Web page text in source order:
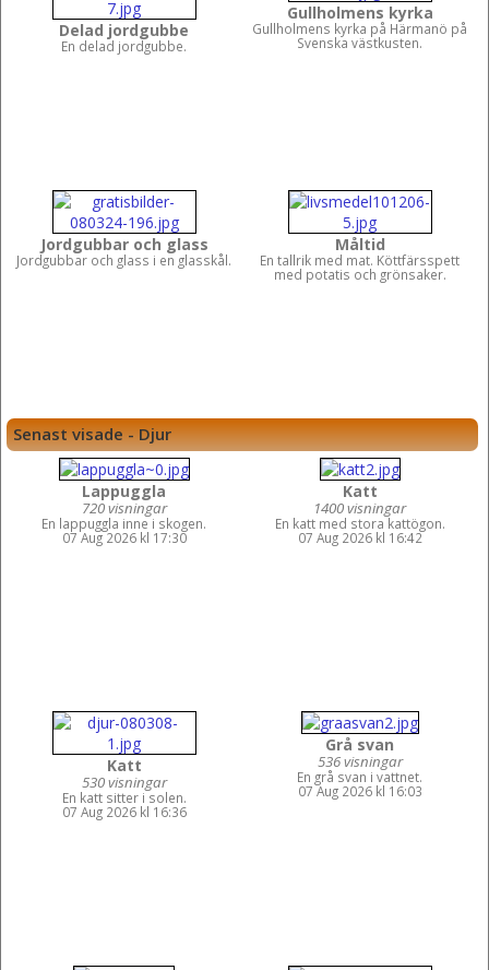
Delad jordgubbe
En delad jordgubbe.
Gullholmens kyrka
Gullholmens kyrka på Härmanö på
Svenska västkusten.
Jordgubbar och glass
Jordgubbar och glass i en glasskål.
Måltid
En tallrik med mat. Köttfärsspett
med potatis och grönsaker.
Senast visade - Djur
Lappuggla
720 visningar
En lappuggla inne i skogen.
07 Aug 2026 kl 17:30
Katt
1400 visningar
En katt med stora kattögon.
07 Aug 2026 kl 16:42
Katt
530 visningar
En katt sitter i solen.
07 Aug 2026 kl 16:36
Grå svan
536 visningar
En grå svan i vattnet.
07 Aug 2026 kl 16:03